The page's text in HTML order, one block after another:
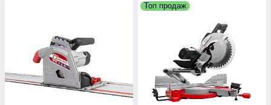
Топ продаж